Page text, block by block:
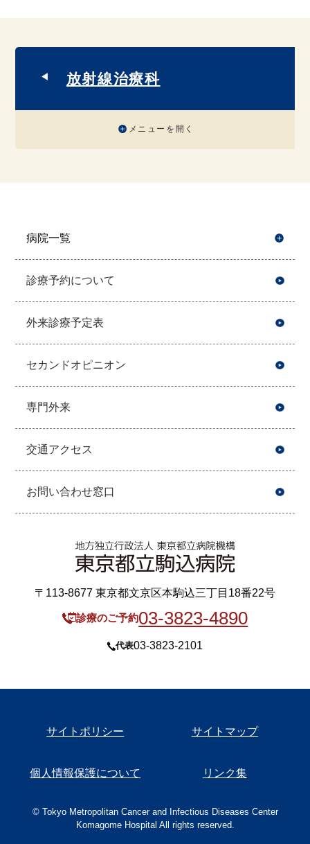
放射線治療科
メニューを開く
病院一覧
診療予約について
外来診療予定表
セカンドオピニオン
専門外来
交通アクセス
お問い合わせ窓口
〒113-8677 東京都文京区本駒込三丁目18番22号
診療のご予約03-3823-4890
代表03-3823-2101
サイトポリシー サイトマップ
個人情報保護について リンク集
© Tokyo Metropolitan Cancer and Infectious Diseases Center
Komagome Hospital All rights reserved.